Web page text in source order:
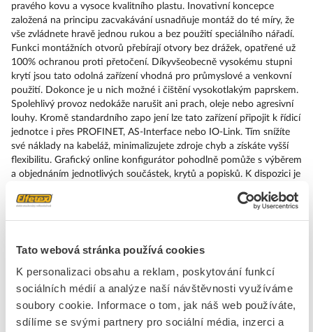
Tato webová stránka používá cookies
K personalizaci obsahu a reklam, poskytování funkcí
sociálních médií a analýze naší návštěvnosti využíváme
soubory cookie. Informace o tom, jak náš web používáte,
sdílíme se svými partnery pro sociální média, inzerci a
pravého kovu a vysoce kvalitního plastu. Inovativní koncepce
založená na principu zacvakávání usnadňuje montáž do té míry, že
vše zvládnete hravě jednou rukou a bez použití speciálního nářadí.
Funkci montážních otvorů přebírají otvory bez drážek, opatřené už
100% ochranou proti přetočení. Díkyvšeobecně vysokému stupni
krytí jsou tato odolná zařízení vhodná pro průmyslové a venkovní
použití. Dokonce je u nich možné i čištění vysokotlakým paprskem.
Spolehlivý provoz nedokáže narušit ani prach, oleje nebo agresivní
louhy. Kromě standardního zapo jení lze tato zařízení připojit k řídicí
jednotce i přes PROFINET, AS-Interface nebo IO-Link. Tím snížíte
své náklady na kabeláž, minimalizujete zdroje chyb a získáte vyšší
flexibilitu. Grafický online konfigurátor pohodlně pomůže s výběrem
a objednáním jednotlivých součástek, krytů a popisků. K dispozici je
Dodáváme tato provedení: více barev, prosvětlené/neprosvětlené, s
a moduly objednávejte prosím zvlášť. SIRIUS ACT – Performance in
Action při udělování příkazů a hlášení. Jednoduše smontovatelný,
jednoduše silný, jednoduše perfektní.
Značka SIEMENS